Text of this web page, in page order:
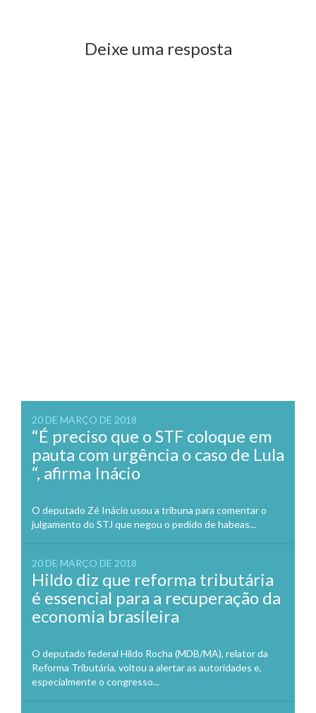
Deixe uma resposta
20 DE MARÇO DE 2018
“É preciso que o STF coloque em
pauta com urgência o caso de Lula
“, afirma Inácio
O deputado Zé Inácio usou a tribuna para comentar o
julgamento do STJ que negou o pedido de habeas...
20 DE MARÇO DE 2018
Hildo diz que reforma tributária
é essencial para a recuperação da
economia brasileira
O deputado federal Hildo Rocha (MDB/MA), relator da
Reforma Tributária, voltou a alertar as autoridades e,
especialmente o congresso...